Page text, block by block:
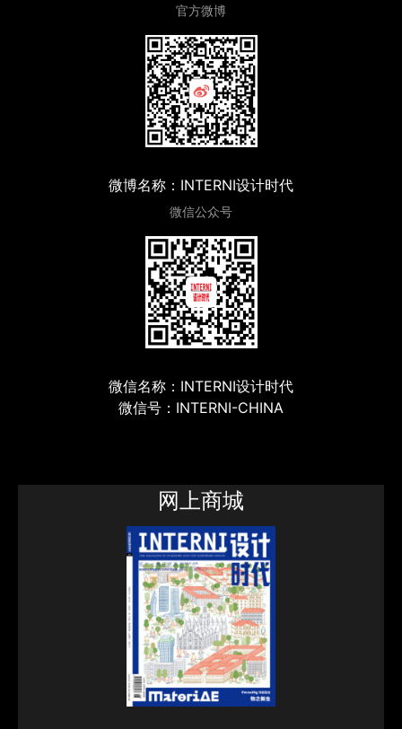
官方微博
微博名称：INTERNI设计时代
微信公众号
微信名称：INTERNI设计时代
微信号：INTERNI-CHINA
网上商城